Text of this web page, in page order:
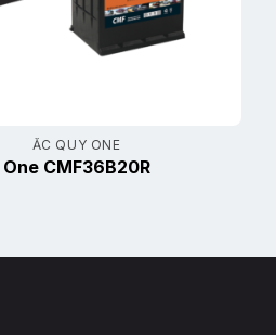
ẮC QUY ONE
One CMF36B20R